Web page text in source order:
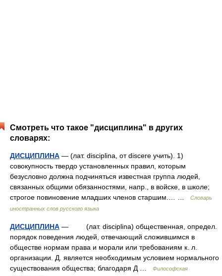
Смотреть что такое "дисциплина" в других
словарях:
ДИСЦИПЛИНА — (лат. disciplina, от discere учить). 1)
совокупность твердо установленных правил, которым
безусловно должна подчиняться известная группа людей,
связанных общими обязанностями, напр., в войске, в школе;
строгое повиновение младших членов старшим.… …
Словарь
иностранных слов русского языка
ДИСЦИПЛИНА — (лат. disciplina) общественная, определ.
порядок поведения людей, отвечающий сложившимся в
обществе нормам права и морали или требованиям к. л.
организации. Д. является необходимым условием нормального
существования общества; благодаря Д …
Философская